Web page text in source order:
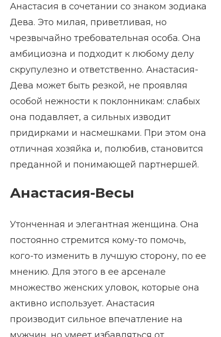
Анастасия в сочетании со знаком зодиака
Дева. Это милая, приветливая, но
чрезвычайно требовательная особа. Она
амбициозна и подходит к любому делу
скрупулезно и ответственно. Анастасия-
Дева может быть резкой, не проявляя
особой нежности к поклонникам: слабых
она подавляет, а сильных изводит
придирками и насмешками. При этом она
отличная хозяйка и, полюбив, становится
преданной и понимающей партнершей.
Анастасия-Весы
Утонченная и элегантная женщина. Она
постоянно стремится кому-то помочь,
кого-то изменить в лучшую сторону, по ее
мнению. Для этого в ее арсенале
множество женских уловок, которые она
активно использует. Анастасия
производит сильное впечатление на